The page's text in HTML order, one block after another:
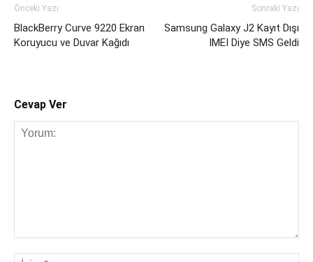
Önceki Yazı
BlackBerry Curve 9220 Ekran
Koruyucu ve Duvar Kağıdı
Sonraki Yazı
Samsung Galaxy J2 Kayıt Dışı
IMEI Diye SMS Geldi
Cevap Ver